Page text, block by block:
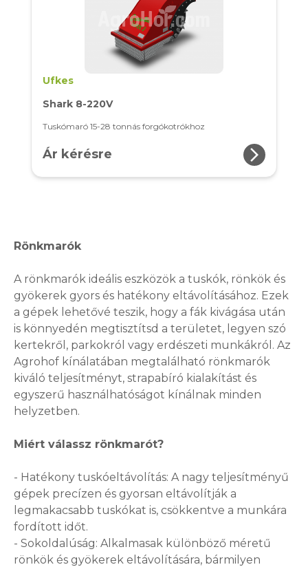
Ufkes
Shark 8-220V
Tuskómaró 15-28 tonnás forgókotrókhoz
Ár kérésre arrow_forward_ios
Rönkmarók
A rönkmarók ideális eszközök a tuskók, rönkök és
gyökerek gyors és hatékony eltávolításához. Ezek
a gépek lehetővé teszik, hogy a fák kivágása után
is könnyedén megtisztítsd a területet, legyen szó
kertekről, parkokról vagy erdészeti munkákról. Az
Agrohof kínálatában megtalálható rönkmarók
kiváló teljesítményt, strapabíró kialakítást és
egyszerű használhatóságot kínálnak minden
helyzetben.
Miért válassz rönkmarót?
- Hatékony tuskóeltávolítás: A nagy teljesítményű
gépek precízen és gyorsan eltávolítják a
legmakacsabb tuskókat is, csökkentve a munkára
fordított időt.
- Sokoldalúság: Alkalmasak különböző méretű
rönkök és gyökerek eltávolítására, bármilyen